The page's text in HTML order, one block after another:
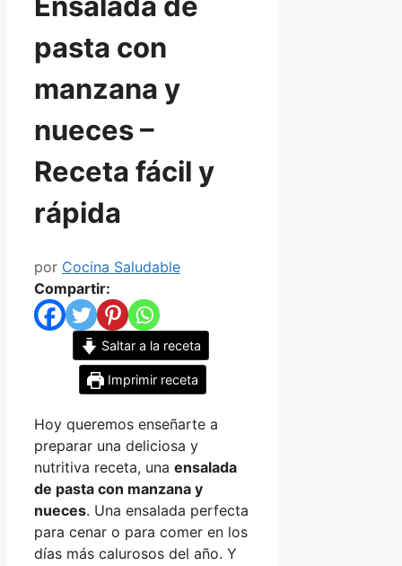
pasta con
manzana y
nueces –
Receta fácil y
rápida
por Cocina Saludable
Compartir:
Saltar a la receta
Imprimir receta
Hoy queremos enseñarte a
preparar una deliciosa y
nutritiva receta, una ensalada
de pasta con manzana y
nueces. Una ensalada perfecta
para cenar o para comer en los
días más calurosos del año. Y